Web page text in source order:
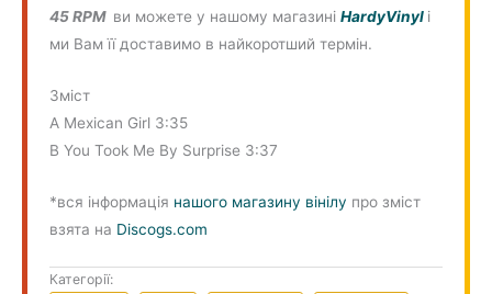
45 RPM ви можете у нашому магазиніHardyVinyl і
ми Вам її доставимо в найкоротший термін.
Зміст
A Mexican Girl 3:35
B You Took Me By Surprise 3:37
*вся інформація нашого магазину вінілу про зміст
взята на Discogs.com
Категорії: